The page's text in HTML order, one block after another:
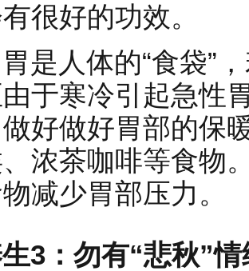
很好的功效。
是人体的“食袋”
于寒冷引起急性
好做好胃部的保
浓茶咖啡等食物
减少胃部压力。
3：勿有“悲秋”情